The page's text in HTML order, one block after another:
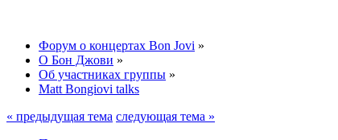
Форум о концертах Bon Jovi »
О Бон Джови »
Об участниках группы »
Matt Bongiovi talks
« предыдущая тема следующая тема »